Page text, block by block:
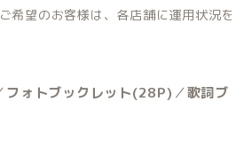
希望のお客様は、各店舗に運用状況を
フォトブックレット(28P) ／歌詞ブ